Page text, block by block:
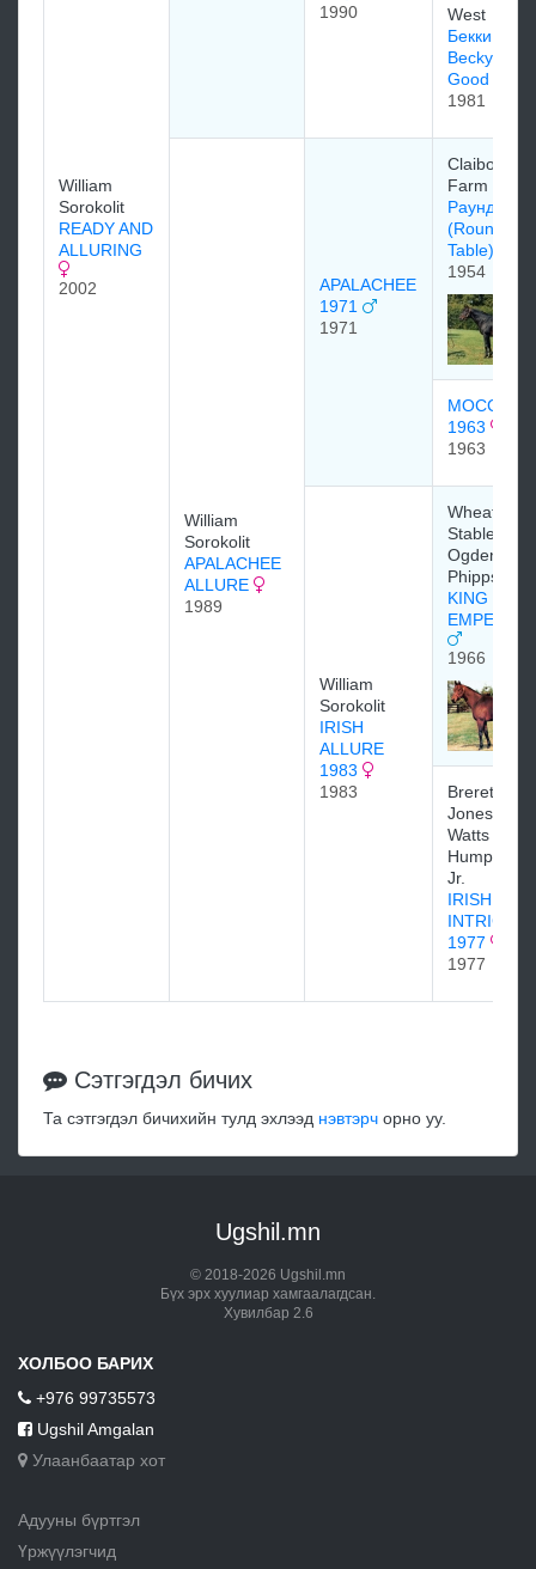
William
Sorokolit
READY AND
ALLURING
2002
1990
West
Бекки Би
Becky Be
Good
1981
William
Sorokolit
APALACHEE
ALLURE
1989
APALACHEE
1971
1971
Claiborne
Farm
Раунд
(Round
Table)
1954
MOCCASIN
1963
1963
William
Sorokolit
IRISH
ALLURE
1983
1983
Wheatley
Stable &
Ogden
Phipps
KING
EMPEROR
1966
Brereton C.
Jones & G.
Watts
Humphrey,
Jr.
IRISH
INTRIGUE
1977
1977
Сэтгэгдэл бичих
Та сэтгэгдэл бичихийн тулд эхлээд нэвтэрч орно уу.
Ugshil.mn
© 2018-2026 Ugshil.mn
Бүх эрх хуулиар хамгаалагдсан.
Хувилбар 2.6
ХОЛБОО БАРИХ
+976 99735573
Ugshil Amgalan
Улаанбаатар хот
Адууны бүртгэл
Үржүүлэгчид